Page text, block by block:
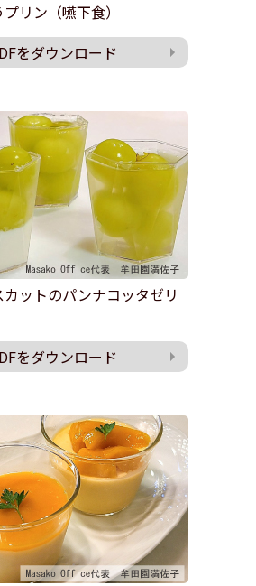
リン（嚥下食）
をダウンロード
ットのパンナコッタゼリ
をダウンロード